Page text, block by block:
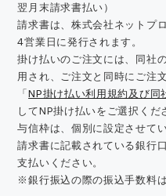
翌月末請求書払い）
請求書は、株式会社ネットプ
4営業日に発行されます。
掛け払いのご注文には、同社
用され、ご注文と同時にご注
「NP掛け払い利用規約及び同
してNP掛け払いをご選択くだ
与信枠は、個別に設定させて
請求書に記載されている銀行
支払いください。
※銀行振込の際の振込手数料